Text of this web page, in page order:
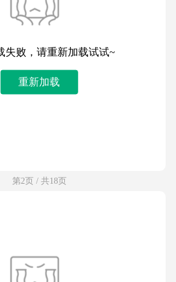
失败，请重新加载试试~
重新加载
第2页 / 共18页